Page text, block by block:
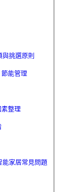
挑選原則
節能管理
整理
能家居常見問題